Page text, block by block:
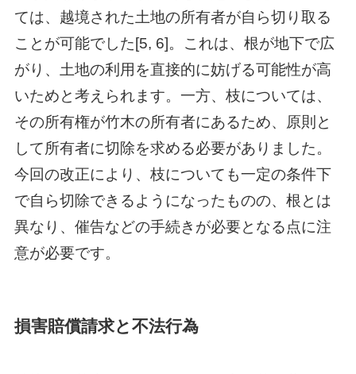
ては、越境された土地の所有者が自ら切り取る
ことが可能でした[5, 6]。これは、根が地下で広
がり、土地の利用を直接的に妨げる可能性が高
いためと考えられます。一方、枝については、
その所有権が竹木の所有者にあるため、原則と
して所有者に切除を求める必要がありました。
今回の改正により、枝についても一定の条件下
で自ら切除できるようになったものの、根とは
異なり、催告などの手続きが必要となる点に注
意が必要です。
損害賠償請求と不法行為